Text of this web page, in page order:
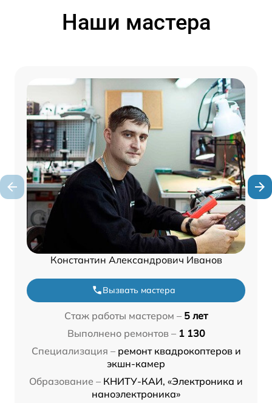
Наши мастера
Константин Александрович Иванов
Вызвать мастера
Стаж работы мастером – 5 лет
Выполнено ремонтов – 1 130
Специализация – ремонт квадрокоптеров и
экшн-камер
Образование – КНИТУ-КАИ, «Электроника и
наноэлектроника»